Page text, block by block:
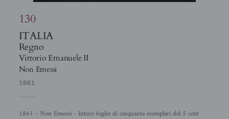
130
ITALIA
Regno
Vittorio Emanuele II
Non Emessi
1861
1861 - Non Emessi - Intero foglio di cinquanta esemplari del 5 cent